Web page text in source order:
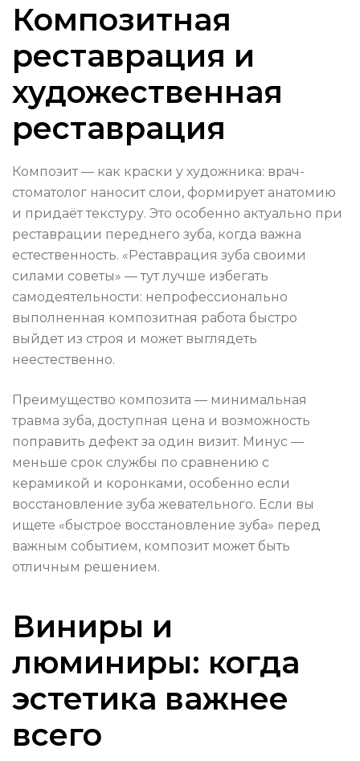
Композитная
реставрация и
художественная
реставрация
Композит — как краски у художника: врач-
стоматолог наносит слои, формирует анатомию
и придаёт текстуру. Это особенно актуально при
реставрации переднего зуба, когда важна
естественность. «Реставрация зуба своими
силами советы» — тут лучше избегать
самодеятельности: непрофессионально
выполненная композитная работа быстро
выйдет из строя и может выглядеть
неестественно.
Преимущество композита — минимальная
травма зуба, доступная цена и возможность
поправить дефект за один визит. Минус —
меньше срок службы по сравнению с
керамикой и коронками, особенно если
восстановление зуба жевательного. Если вы
ищете «быстрое восстановление зуба» перед
важным событием, композит может быть
отличным решением.
Виниры и
люминиры: когда
эстетика важнее
всего